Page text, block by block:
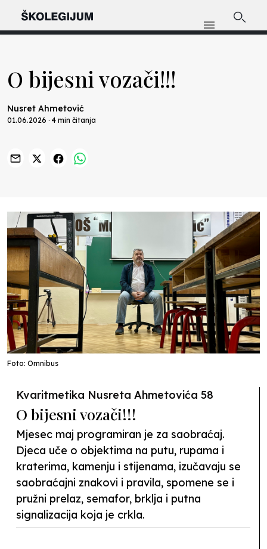
O bijesni vozači!!!
Nusret Ahmetović
01.06.2026 · 4 min čitanja
Foto: Omnibus
Kvaritmetika Nusreta Ahmetovića 58
O bijesni vozači!!!
Mjesec maj programiran je za saobraćaj.
Djeca uče o objektima na putu, rupama i
kraterima, kamenju i stijenama, izučavaju se
saobraćajni znakovi i pravila, spomene se i
pružni prelaz, semafor, brklja i putna
signalizacija koja je crkla.